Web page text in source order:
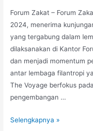
Forum Zakat – Forum
2024, menerima
yang tergabung dalam
dilaksanakan di Kantor
dan menjadi momentum
antar lembaga filantropi
The Voyage berfokus
pengembangan …
Selengkapnya »